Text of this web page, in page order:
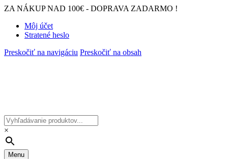
ZA NÁKUP NAD 100€ - DOPRAVA ZADARMO !
Môj účet
Stratené heslo
Preskočiť na navigáciu Preskočiť na obsah
×
Menu